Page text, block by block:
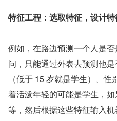
特征工程：选取特征，设计特
例如，在路边预测一个人是
问，只能通过外表去预测他
（低于 15 岁就是学生）、
着活泼年轻的可能是学生，
等，然后根据这些特征输入